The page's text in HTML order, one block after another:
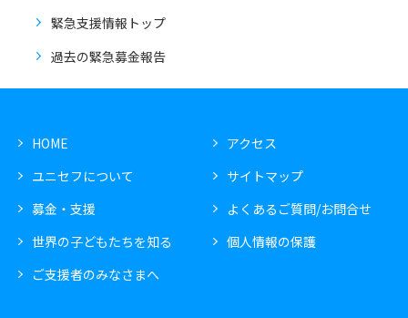
緊急支援情報トップ
過去の緊急募金報告
HOME
ユニセフについて
募金・支援
世界の子どもたちを知る
ご支援者のみなさまへ
アクセス
サイトマップ
よくあるご質問/お問合せ
個人情報の保護